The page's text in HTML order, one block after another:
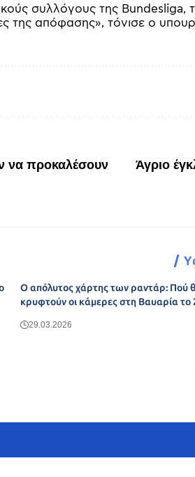
συλλόγους της Bundesliga,
της απόφασης», τόνισε ο
να προκαλέσουν
Άγριο
Ο απόλυτος χάρτης των ραντάρ: Πού
κρυφτούν οι κάμερες στη Βαυαρία το
29.03.2026